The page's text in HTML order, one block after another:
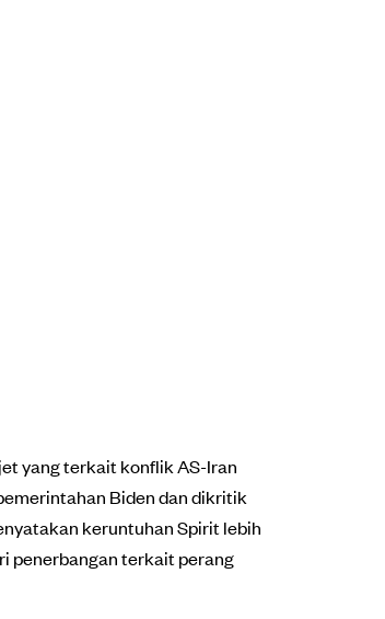
yang terkait konflik AS-Iran
Biden dan dikritik
keruntuhan Spirit lebih
penerbangan terkait perang